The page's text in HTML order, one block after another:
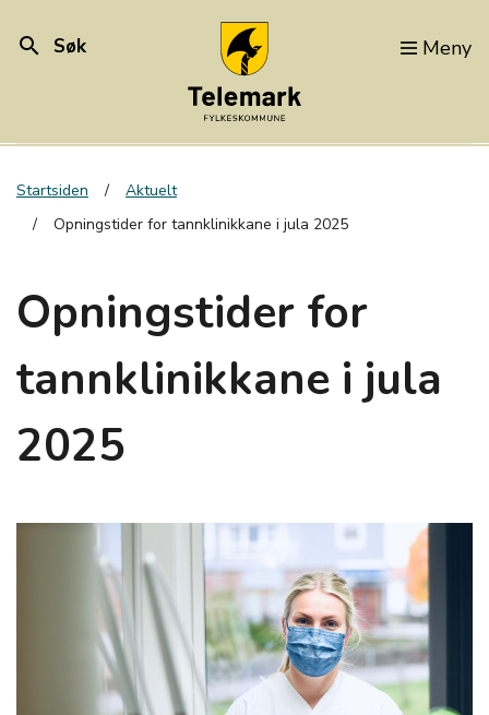
search Søk Meny
Startsiden
Aktuelt
Opningstider for tannklinikkane i jula 2025
Opningstider for
tannklinikkane i jula
2025